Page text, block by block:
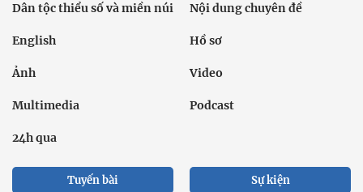
Dân tộc thiểu số và miền núi Nội dung chuyên đề
English Hồ sơ
Ảnh Video
Multimedia Podcast
24h qua
Tuyến bài Sự kiện